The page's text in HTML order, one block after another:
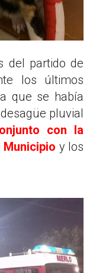
del partido de
los últimos
que se había
pluvial
con la
Municipio y los